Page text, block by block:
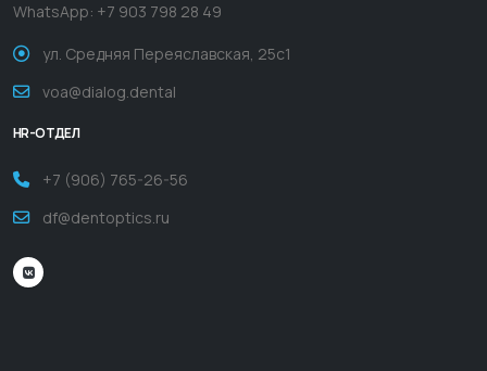
WhatsApp: +7 903 798 28 49
ул. Средняя Переяславская, 25с1
voa@dialog.dental
HR-ОТДЕЛ
+7 (906) 765-26-56
df@dentoptics.ru